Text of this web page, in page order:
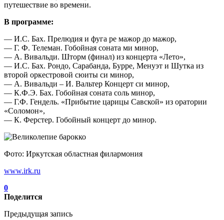
путешествие во времени.
В программе:
— И.С. Бах. Прелюдия и фуга ре мажор до мажор,
— Г. Ф. Телеман. Гобойная соната ми минор,
— А. Вивальди. Шторм (финал) из концерта «Лето»,
— И.С. Бах. Рондо, Сарабанда, Бурре, Менуэт и Шутка из
второй оркестровой сюиты си минор,
— А. Вивальди – И. Вальтер Концерт си минор,
— К.Ф.Э. Бах. Гобойная соната соль минор,
— Г.Ф. Гендель. «Прибытие царицы Савской» из оратории
«Соломон»,
— К. Ферстер. Гобойный концерт до минор.
Фото: Иркутская областная филармония
www.irk.ru
0
Поделится
Предыдущая запись